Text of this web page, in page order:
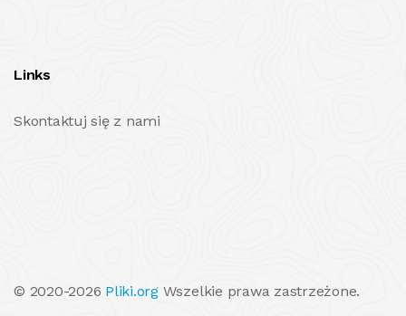
Links
Skontaktuj się z nami
© 2020-2026 Pliki.orgWszelkie prawa zastrzeżone.